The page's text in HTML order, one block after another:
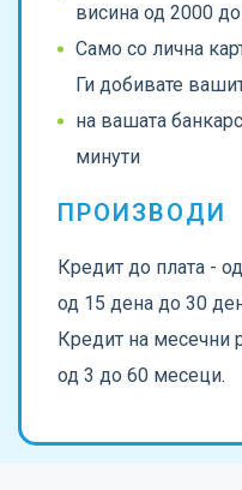
висина од 2000
Само со лична
Ги добивате
на вашата
минути
ПРОИЗВОДИ
Кредит до плата -
од 15 дена до 30
Кредит на месечни
од 3 до 60 месеци.